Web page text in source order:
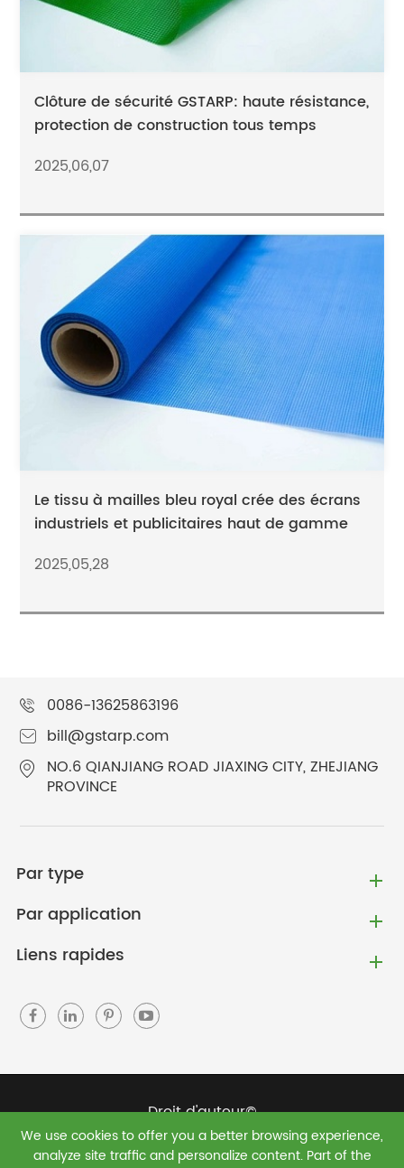
Clôture de sécurité GSTARP: haute résistance,
protection de construction tous temps
2025,06,07
Le tissu à mailles bleu royal crée des écrans
industriels et publicitaires haut de gamme
2025,05,28
0086-13625863196
bill@gstarp.com
NO.6 QIANJIANG ROAD JIAXING CITY, ZHEJIANG
PROVINCE
Par type
Par application
Liens rapides
Droit d'auteur©
Jiaxing Green Shield New Materials Co., Ltd.Tous
We use cookies to offer you a better browsing experience,
analyze site traffic and personalize content. Part of the